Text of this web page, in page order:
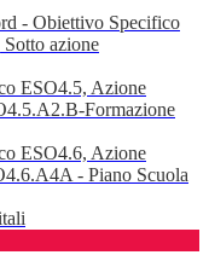
- Obiettivo Specifico
azione
ESO4.5, Azione
Formazione
ESO4.6, Azione
- Piano Scuola